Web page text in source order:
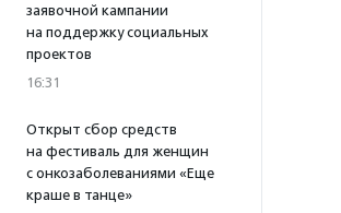
заявочной кампании
на поддержку социальных
проектов
16:31
Открыт сбор средств
на фестиваль для женщин
с онкозаболеваниями «Еще
краше в танце»